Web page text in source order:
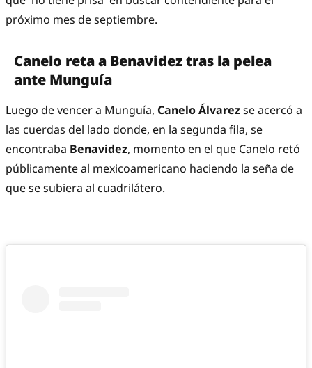
próximo mes de septiembre.
Canelo reta a Benavidez tras la pelea
ante Munguía
Luego de vencer a Munguía, Canelo Álvarezse acercó a
las cuerdas del lado donde, en la segunda fila, se
encontraba Benavidez, momento en el que Canelo retó
públicamente al mexicoamericano haciendo la seña de
que se subiera al cuadrilátero.